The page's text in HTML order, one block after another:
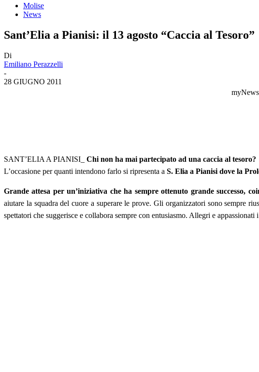
Molise
News
Sant’Elia a Pianisi: il 13 agosto “Caccia al Tesoro”
Di
Emiliano Perazzelli
-
28 GIUGNO 2011
SANT’ELIA A PIANISI_ Chi non ha mai partecipato ad una caccia al tesoro?
L’occasione per quanti intendono farlo si ripresenta a S. Elia a Pianisi dove la
Grande attesa per un’iniziativa che ha sempre ottenuto grande successo,
aiutare la squadra del cuore a superare le prove. Gli organizzatori sono sempre
spettatori che suggerisce e collabora sempre con entusiasmo. Allegri e